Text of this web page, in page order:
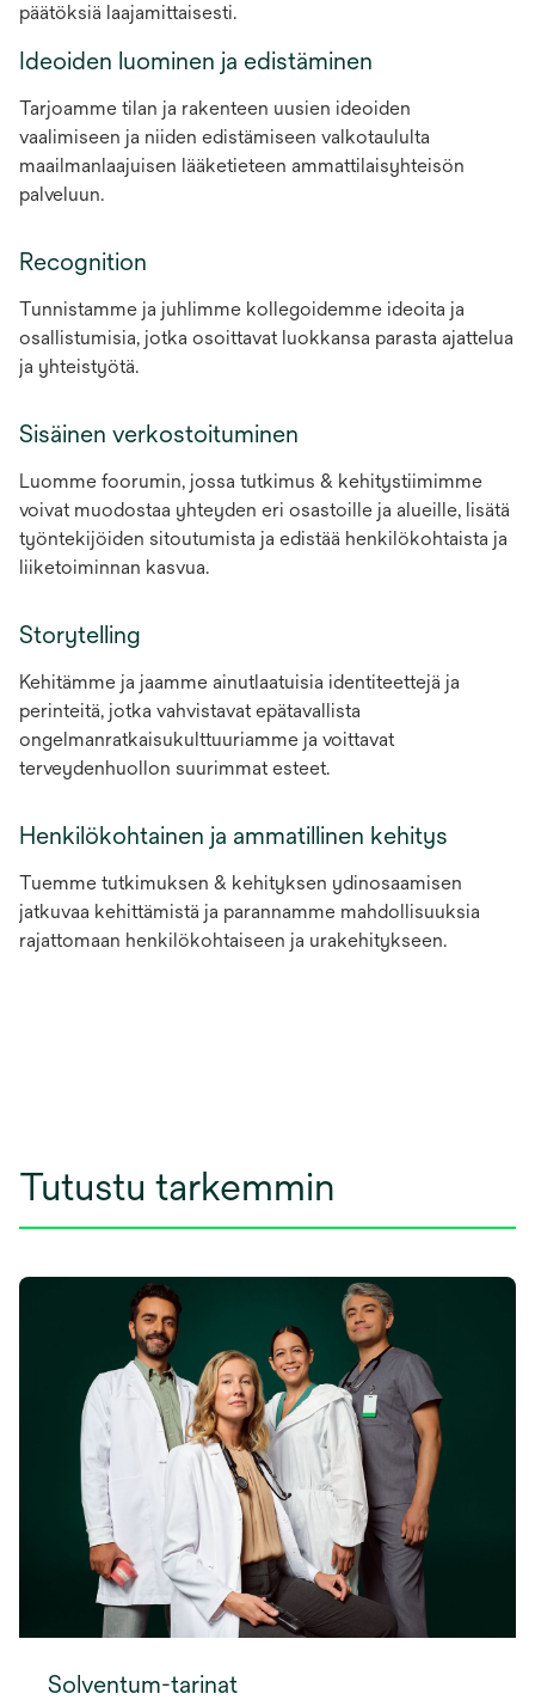
päätöksiä laajamittaisesti.
Ideoiden luominen ja edistäminen
Tarjoamme tilan ja rakenteen uusien ideoiden
vaalimiseen ja niiden edistämiseen valkotaululta
maailmanlaajuisen lääketieteen ammattilaisyhteisön
palveluun.
Recognition
Tunnistamme ja juhlimme kollegoidemme ideoita ja
osallistumisia, jotka osoittavat luokkansa parasta ajattelua
ja yhteistyötä.
Sisäinen verkostoituminen
Luomme foorumin, jossa tutkimus & kehitystiimimme
voivat muodostaa yhteyden eri osastoille ja alueille, lisätä
työntekijöiden sitoutumista ja edistää henkilökohtaista ja
liiketoiminnan kasvua.
Storytelling
Kehitämme ja jaamme ainutlaatuisia identiteettejä ja
perinteitä, jotka vahvistavat epätavallista
ongelmanratkaisukulttuuriamme ja voittavat
terveydenhuollon suurimmat esteet.
Henkilökohtainen ja ammatillinen kehitys
Tuemme tutkimuksen & kehityksen ydinosaamisen
jatkuvaa kehittämistä ja parannamme mahdollisuuksia
rajattomaan henkilökohtaiseen ja urakehitykseen.
Tutustu tarkemmin
Solventum-tarinat